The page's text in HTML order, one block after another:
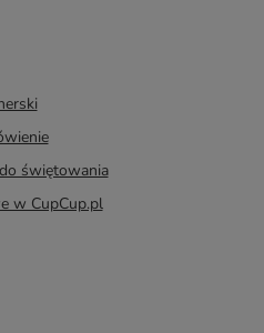
świętowania
w CupCup.pl